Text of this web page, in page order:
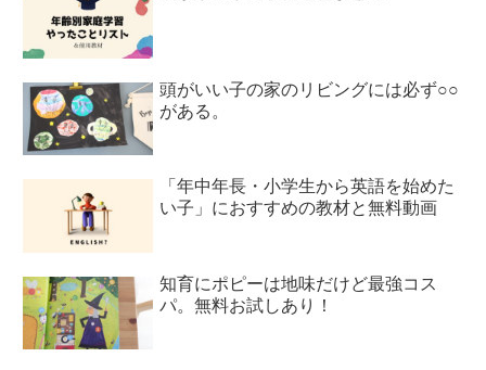
頭がいい子の家のリビングには必ず○○
がある。
「年中年長・小学生から英語を始めた
い子」におすすめの教材と無料動画
知育にポピーは地味だけど最強コス
パ。無料お試しあり！